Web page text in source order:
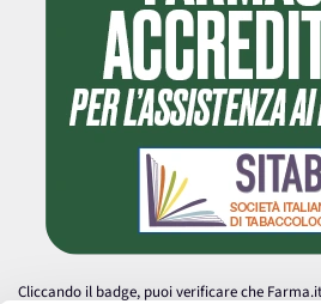
Cliccando il badge, puoi verificare che